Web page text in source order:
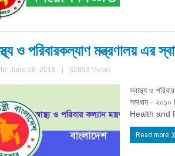
ও পরিবারকল্যাণ মন্ত্রণালয় এর
June 28, 2018 32853 Views
স্বাস্থ্য ও
সমাধান -
Health and
Read more